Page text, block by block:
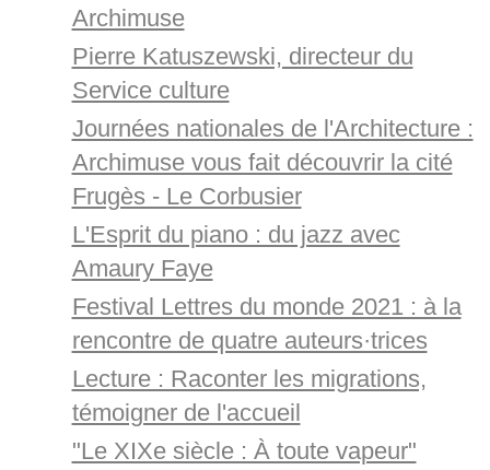
Archimuse
Pierre Katuszewski, directeur du
Service culture
Journées nationales de l'Architecture :
Archimuse vous fait découvrir la cité
Frugès - Le Corbusier
L'Esprit du piano : du jazz avec
Amaury Faye
Festival Lettres du monde 2021 : à la
rencontre de quatre auteurs·trices
Lecture : Raconter les migrations,
témoigner de l'accueil
"Le XIXe siècle : À toute vapeur"